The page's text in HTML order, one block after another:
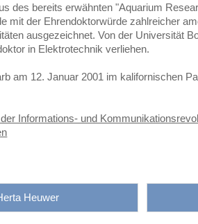
des bereits erwähnten "Aquarium
mit der Ehrendoktorwürde zahlreicher
ausgezeichnet. Von der Universität
in Elektrotechnik verliehen.
am 12. Januar 2001 im kalifornischen
Informations- und
Heuwer